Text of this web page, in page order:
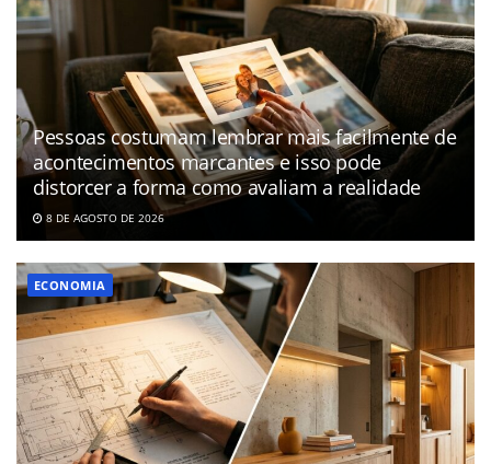
Pessoas costumam lembrar mais facilmente de
acontecimentos marcantes e isso pode
distorcer a forma como avaliam a realidade
8 DE AGOSTO DE 2026
ECONOMIA